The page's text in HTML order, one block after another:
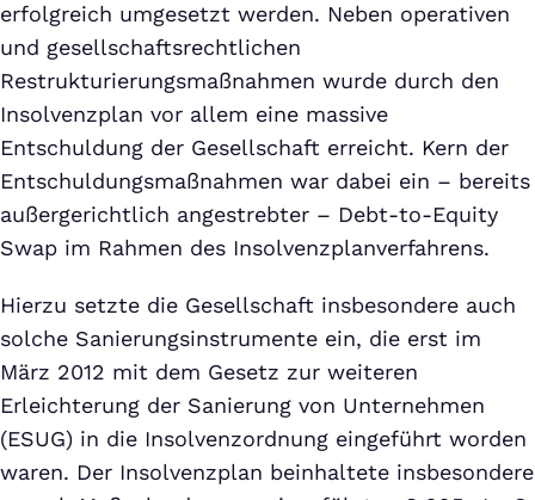
erfolgreich umgesetzt werden. Neben operativen
und gesellschaftsrechtlichen
Restrukturierungsmaßnahmen wurde durch den
Insolvenzplan vor allem eine massive
Entschuldung der Gesellschaft erreicht. Kern der
Entschuldungsmaßnahmen war dabei ein – bereits
außergerichtlich angestrebter – Debt-to-Equity
Swap im Rahmen des Insolvenzplanverfahrens.
Hierzu setzte die Gesellschaft insbesondere auch
solche Sanierungsinstrumente ein, die erst im
März 2012 mit dem Gesetz zur weiteren
Erleichterung der Sanierung von Unternehmen
(ESUG) in die Insolvenzordnung eingeführt worden
waren. Der Insolvenzplan beinhaltete insbesondere